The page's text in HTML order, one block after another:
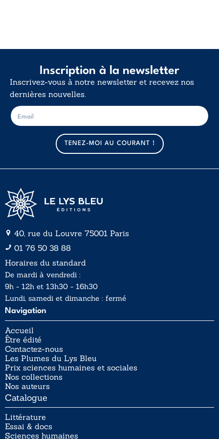
Inscription à la newsletter
Inscrivez-vous à notre newsletter et recevez nos
dernières nouvelles.
m
a
i
l
E
-
m
TENEZ-MOI AU COURANT !
40, rue du Louvre 75001 Paris
01 76 50 38 88
Horaires du standard
De mardi à vendredi :
9h - 12h et 13h30 - 16h30
Lundi, samedi et dimanche : fermé
Navigation
Accueil
Être édité
Contactez-nous
Les Plumes du Lys Bleu
Prix sciences humaines et sociales
Nos collections
Nos auteurs
Catalogue
Littérature
Essai & docs
Sciences humaines